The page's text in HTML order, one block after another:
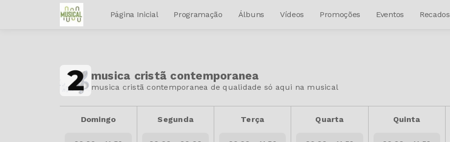
Página Inicial Programação Álbuns Vídeos Promoções Eventos Recados
musica cristã contemporanea
musica cristã contemporanea de qualidade só aqui na musical
Domingo Segunda Terça Quarta Quinta